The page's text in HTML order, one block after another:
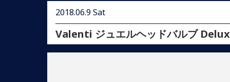
2018.06.9 Sat
Valenti ジュエルヘッドバルブ